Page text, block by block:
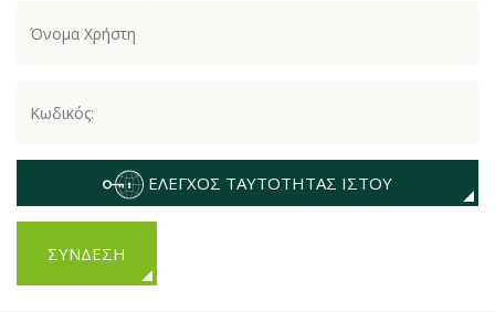
ΈΛΕΓΧΟΣ ΤΑΥΤΌΤΗΤΑΣ ΙΣΤΟΎ
ΣΎΝΔΕΣΗ